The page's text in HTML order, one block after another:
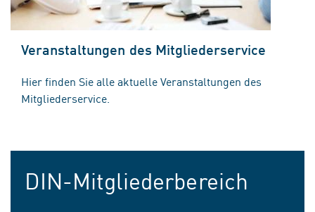
Veranstaltungen des Mitgliederservice
Hier finden Sie alle aktuelle Veranstaltungen des
Mitgliederservice.
DIN-Mitgliederbereich